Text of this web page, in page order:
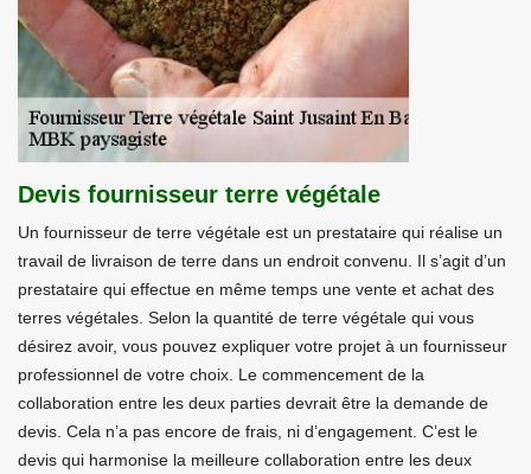
Devis fournisseur terre végétale
Un fournisseur de terre végétale est un prestataire qui réalise un
travail de livraison de terre dans un endroit convenu. Il s’agit d’un
prestataire qui effectue en même temps une vente et achat des
terres végétales. Selon la quantité de terre végétale qui vous
désirez avoir, vous pouvez expliquer votre projet à un fournisseur
professionnel de votre choix. Le commencement de la
collaboration entre les deux parties devrait être la demande de
devis. Cela n’a pas encore de frais, ni d’engagement. C’est le
devis qui harmonise la meilleure collaboration entre les deux